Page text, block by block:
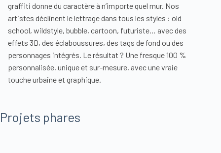
graffiti donne du caractère à n’importe quel mur. Nos
artistes déclinent le lettrage dans tous les styles : old
school, wildstyle, bubble, cartoon, futuriste… avec des
effets 3D, des éclaboussures, des tags de fond ou des
personnages intégrés. Le résultat ? Une fresque 100 %
personnalisée, unique et sur-mesure, avec une vraie
touche urbaine et graphique.
Projets phares